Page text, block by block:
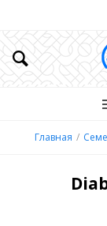
Главная